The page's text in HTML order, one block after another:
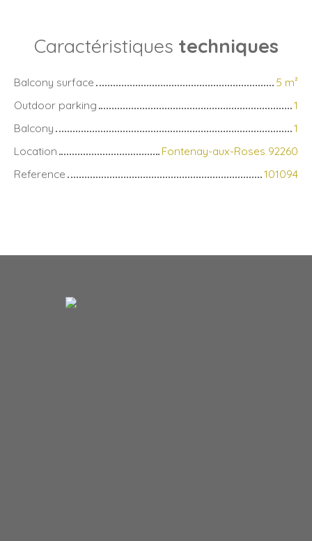
Caractéristiques techniques
Balcony surface 5 m²
Outdoor parking
1
Balcony
1
Location
Fontenay-aux-Roses 92260
Reference
101094